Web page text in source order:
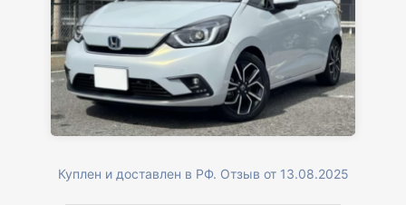
Куплен и доставлен в РФ. Отзыв от 13.08.2025